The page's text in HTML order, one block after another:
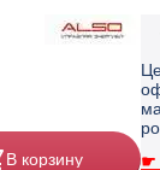
В корзину
☛